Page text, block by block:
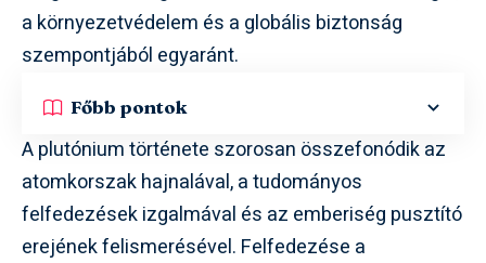
a környezetvédelem és a globális biztonság
szempontjából egyaránt.
Főbb pontok
A plutónium története szorosan összefonódik az
atomkorszak hajnalával, a tudományos
felfedezések izgalmával és az emberiség pusztító
erejének felismerésével. Felfedezése a